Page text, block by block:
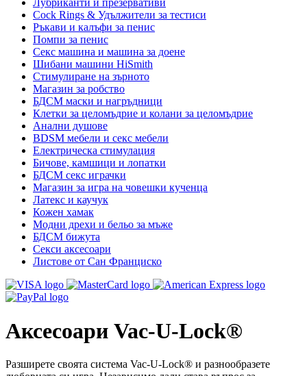
Лубриканти и презервативи
Cock Rings & Удължители за тестиси
Ръкави и калъфи за пенис
Помпи за пенис
Секс машина и машина за доене
Шибани машини HiSmith
Стимулиране на зърното
Магазин за робство
БДСМ маски и нагръдници
Клетки за целомъдрие и колани за целомъдрие
Анални душове
BDSM мебели и секс мебели
Електрическа стимулация
Бичове, камшици и лопатки
БДСМ секс играчки
Магазин за игра на човешки кученца
Латекс и каучук
Кожен хамак
Модни дрехи и бельо за мъже
БДСМ бижута
Секси аксесоари
Листове от Сан Франциско
Аксесоари Vac-U-Lock®
Разширете своята система Vac-U-Lock® и разнообразете